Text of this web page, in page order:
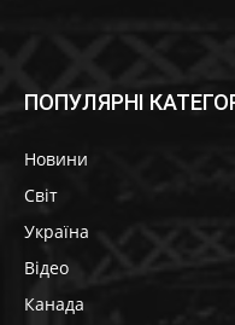
ПОПУЛЯРНІ
Новини
Світ
Україна
Відео
Канада